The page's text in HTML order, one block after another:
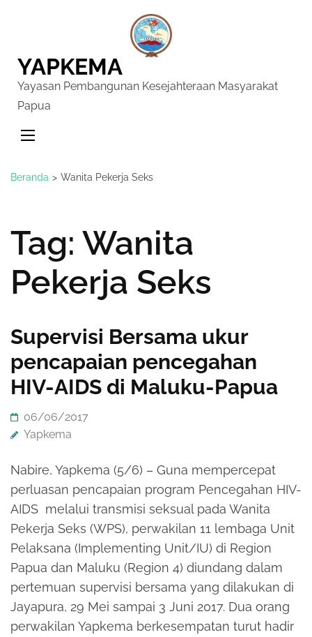
YAPKEMA
Yayasan Pembangunan Kesejahteraan Masyarakat
Papua
Beranda > Wanita Pekerja Seks
Tag: Wanita
Pekerja Seks
Supervisi Bersama ukur
pencapaian pencegahan
HIV-AIDS di Maluku-Papua
06/06/2017
Yapkema
Nabire, Yapkema (5/6) – Guna mempercepat
perluasan pencapaian program Pencegahan HIV-
AIDS melalui transmisi seksual pada Wanita
Pekerja Seks (WPS), perwakilan 11 lembaga Unit
Pelaksana (Implementing Unit/IU) di Region
Papua dan Maluku (Region 4) diundang dalam
pertemuan supervisi bersama yang dilakukan di
Jayapura, 29 Mei sampai 3 Juni 2017. Dua orang
perwakilan Yapkema berkesempatan turut hadir